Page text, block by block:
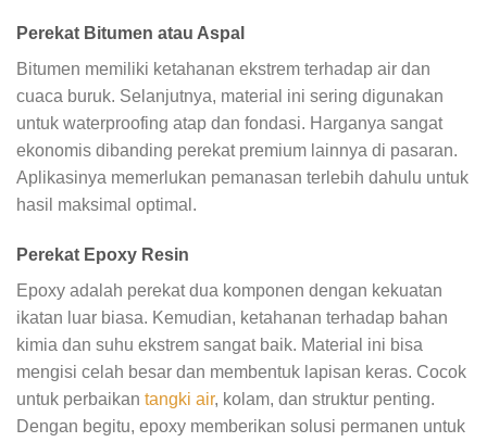
Perekat Bitumen atau Aspal
Bitumen memiliki ketahanan ekstrem terhadap air dan
cuaca buruk. Selanjutnya, material ini sering digunakan
untuk waterproofing atap dan fondasi. Harganya sangat
ekonomis dibanding perekat premium lainnya di pasaran.
Aplikasinya memerlukan pemanasan terlebih dahulu untuk
hasil maksimal optimal.
Perekat Epoxy Resin
Epoxy adalah perekat dua komponen dengan kekuatan
ikatan luar biasa. Kemudian, ketahanan terhadap bahan
kimia dan suhu ekstrem sangat baik. Material ini bisa
mengisi celah besar dan membentuk lapisan keras. Cocok
untuk perbaikan tangki air, kolam, dan struktur penting.
Dengan begitu, epoxy memberikan solusi permanen untuk